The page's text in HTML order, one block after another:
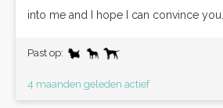
into me and I hope I can convince you...
Past op:
4 maanden geleden actief